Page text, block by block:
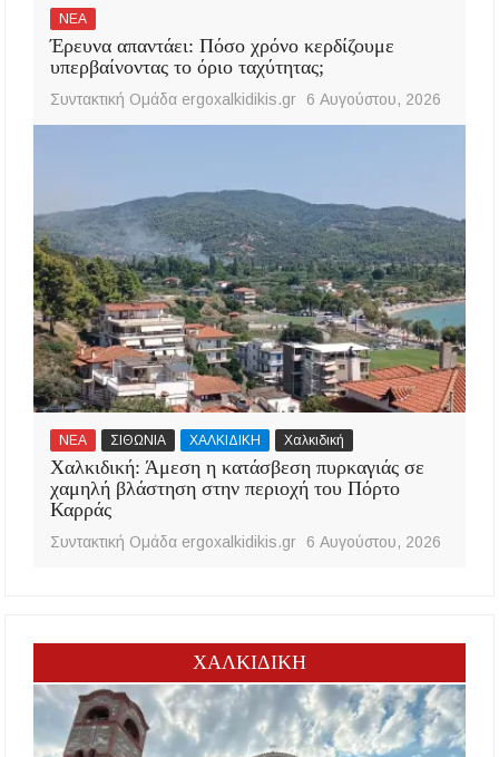
ΝΕΑ
Έρευνα απαντάει: Πόσο χρόνο κερδίζουμε
υπερβαίνοντας το όριο ταχύτητας;
Συντακτική Ομάδα ergoxalkidikis.gr 6 Αυγούστου, 2026
ΝΕΑ ΣΙΘΩΝΙΑ ΧΑΛΚΙΔΙΚΗ Χαλκιδική
Χαλκιδική: Άμεση η κατάσβεση πυρκαγιάς σε
χαμηλή βλάστηση στην περιοχή του Πόρτο
Καρράς
Συντακτική Ομάδα ergoxalkidikis.gr 6 Αυγούστου, 2026
ΧΑΛΚΙΔΙΚΗ